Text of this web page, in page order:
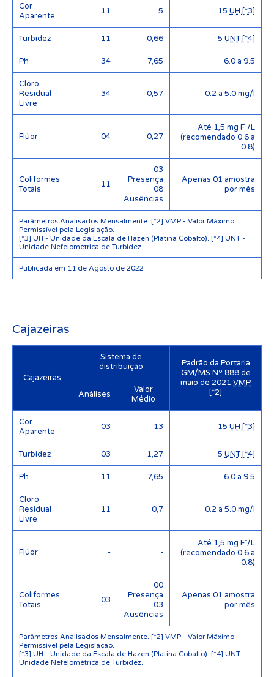
Parâmetros Analisados Mensalmente. [*2] VMP - Valor Máximo
Permissível pela Legislação.
[*3] UH - Unidade da Escala de Hazen (Platina Cobalto). [*4] UNT -
Unidade Nefelométrica de Turbidez.
Publicada em 11 de Agosto de 2022
Cor
Aparente
11 5 15 UH [*3]
Turbidez 11 0,66 5 UNT [*4]
Ph 34 7,65 6.0 a 9.5
Cloro
Residual
Livre
34 0,57 0.2 a 5.0 mg/l
Flúor 04 0,27
Até 1,5 mg F⁻/L
(recomendado 0.6 a
0.8)
Coliformes
Totais
11
03
Presença
08
Ausências
Apenas 01 amostra
por mês
Cajazeiras
Cajazeiras
Sistema de
distribuição
Padrão da Portaria
GM/MS Nº 888 de
maio de 2021:VMP
[*2]
Análises
Valor
Médio
Parâmetros Analisados Mensalmente. [*2] VMP - Valor Máximo
Permissível pela Legislação.
[*3] UH - Unidade da Escala de Hazen (Platina Cobalto). [*4] UNT -
Unidade Nefelométrica de Turbidez.
Cor
Aparente
03 13 15 UH [*3]
Turbidez 03 1,27 5 UNT [*4]
Ph 11 7,65 6.0 a 9.5
Cloro
Residual
Livre
11 0,7 0.2 a 5.0 mg/l
Flúor - -
Até 1,5 mg F⁻/L
(recomendado 0.6 a
0.8)
Coliformes
Totais
03
00
Presença
03
Ausências
Apenas 01 amostra
por mês